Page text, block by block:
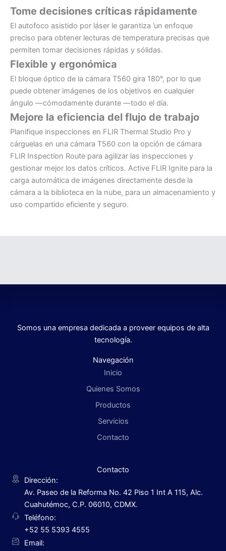
Tome decisiones críticas rápidamente
El autofoco asistido por láser le garantiza ’un enfoque
preciso para obtener lecturas de temperatura precisas que
permiten tomar decisiones rápidas y sólidas.
Flexible y ergonómica
El bloque óptico de la cámara T560 gira 180°, por lo que
puede obtener imágenes de los objetivos en cualquier
ángulo —cómodamente durante —todo el día.
Mejore la eficiencia del flujo de trabajo
Planifique inspecciones en FLIR Thermal Studio Pro y
cárguelas en una cámara T560 con la opción de cámara
FLIR Inspection Route para agilizar las inspecciones y
gestionar mejor los datos críticos. Active FLIR Ignite para la
carga automática de imágenes directamente desde la
cámara a la biblioteca en la nube, para un almacenamiento y
uso compartido eficiente y seguro.
Somos una empresa dedicada a proveer equipos de alta
tecnología.
Navegación
Inicio
Quienes Somos
Productos
Servicios
Contacto
Contacto
Dirección:
Av. Paseo de la Reforma No. 42 Piso 1 Int A 115, Alc.
Cuahutémoc, C.P. 06010, CDMX.
Teléfono:
+52 55 5393 4555
Email: